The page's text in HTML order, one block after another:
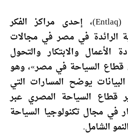
أطلقت شركة انطلاق (Entlaq)، إحدى مراكز الفكر
الرائدة في مصر في مجالات
الأعمال والابتكار والتحول
قطاع السياحة في مصر»، وهو
يوضح المسارات التي
قطاع السياحة المصري عبر
في مجال تكنولوجيا السياحة